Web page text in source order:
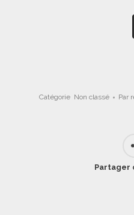
Catégorie Non classé Par
Partager